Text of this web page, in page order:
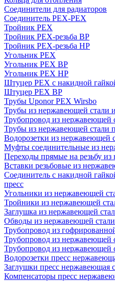
Соединители для радиаторов
Соединитель PEX-PEX
Тройник PEX
Тройник PEX-резьба ВР
Тройник PEX-резьба НР
Угольник PEX
Угольник PEX ВР
Угольник PEX НР
Штуцер PEX c накидной
Штуцер PEX ВР
Трубы Uponor PEX Wirsbo
Трубы из нержавеющей стали
Трубопровод из нержавеющей
Трубы из нержавеющей стали
Водорозетки из нержавеющей
Муфты соединительные из
Переходы прямые на резьбу
Вставки резьбовые из
Соединитель с накидной
пресс
Угольники из нержавеющей
Тройники из нержавеющей
Заглушка из нержавеющей
Обводы из нержавеющей
Трубопровод из
Трубопровод из нержавеющей
Трубопровод из нержавеющей
Водорозетки пресс
Заглушки пресс нержавеющая
Компенсаторы пресс